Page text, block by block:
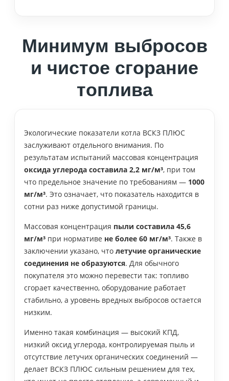
Минимум выбросов
и чистое сгорание
топлива
Экологические показатели котла ВСКЗ ПЛЮС
заслуживают отдельного внимания. По
результатам испытаний массовая концентрация
оксида углерода составила 2,2 мг/м³, при том
что предельное значение по требованиям — 1000
мг/м³. Это означает, что показатель находится в
сотни раз ниже допустимой границы.
Массовая концентрация пыли составила 45,6
мг/м³ при нормативе не более 60 мг/м³. Также в
заключении указано, что летучие органические
соединения не образуются. Для обычного
покупателя это можно перевести так: топливо
сгорает качественно, оборудование работает
стабильно, а уровень вредных выбросов остается
низким.
Именно такая комбинация — высокий КПД,
низкий оксид углерода, контролируемая пыль и
отсутствие летучих органических соединений —
делает ВСКЗ ПЛЮС сильным решением для тех,